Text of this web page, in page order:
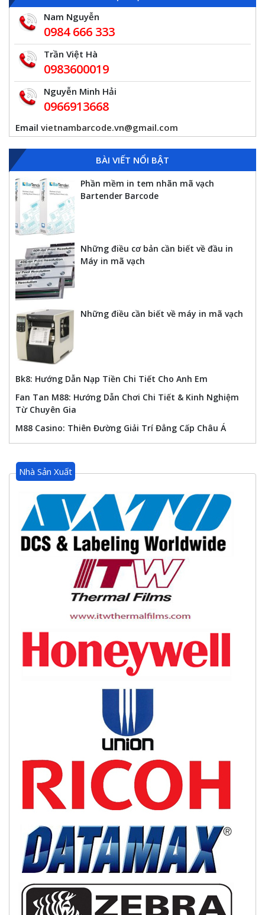
Nam Nguyễn
0984 666 333
Trần Việt Hà
0983600019
Nguyễn Minh Hải
0966913668
Email vietnambarcode.vn@gmail.com
BÀI VIẾT NỔI BẬT
Phần mềm in tem nhãn mã vạch
Bartender Barcode
Những điều cơ bản cần biết về đầu in
Máy in mã vạch
Những điều cần biết về máy in mã vạch
Bk8: Hướng Dẫn Nạp Tiền Chi Tiết Cho Anh Em
Fan Tan M88: Hướng Dẫn Chơi Chi Tiết & Kinh Nghiệm
Từ Chuyên Gia
M88 Casino: Thiên Đường Giải Trí Đẳng Cấp Châu Á
Nhà Sản Xuất